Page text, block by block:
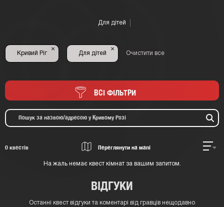
Для дітей
Кривий Ріг
×
Для дітей
×
Очистити все
ВСІ ФІЛЬТРИ
0 квестів Переглянути на мапі
На жаль немає квест кімнат за вашим запитом.
ВІДГУКИ
Останні квест відгуки та коментарі від гравців нещодавно